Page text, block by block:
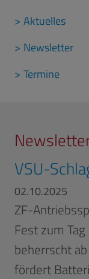
Aktuelles
Newsletter
Termine
VSU-
02.10.2025
ZF-
Fest zum
beherrscht
fördert